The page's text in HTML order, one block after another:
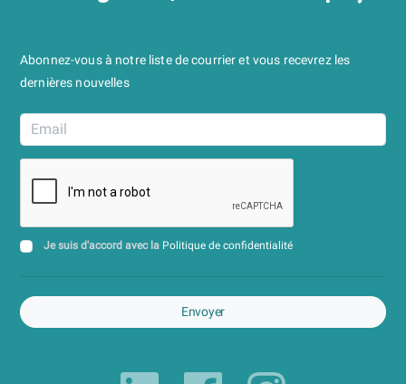
Abonnez-vous à notre liste de courrier et vous recevrez les
dernières nouvelles
Je suis d'accord avec la Politique de confidentialité
Envoyer